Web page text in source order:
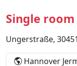
Single
Ungerstraße,
Hannover